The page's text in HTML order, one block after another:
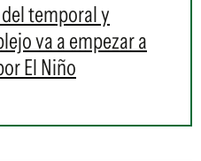
temporal y
va a empezar a
El Niño